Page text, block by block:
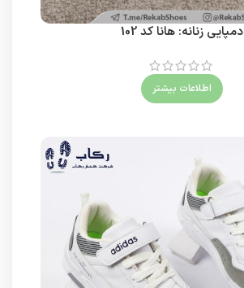
دمپایی زنانه: هانا کد 102
اطلاعات بیشتر